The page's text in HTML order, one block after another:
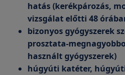
hatás (kerékpározás,
vizsgálat előtti 48
bizonyos gyógyszerek
prosztata-
használt gyógyszerek)
húgyúti katéter,